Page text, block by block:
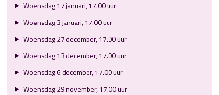
Woensdag 17 januari, 17.00 uur
Woensdag 3 januari, 17.00 uur
Woensdag 27 december, 17.00 uur
Woensdag 13 december, 17.00 uur
Woensdag 6 december, 17.00 uur
Woensdag 29 november, 17.00 uur